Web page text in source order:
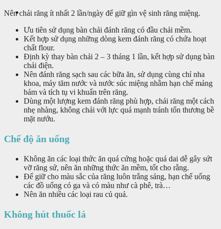
Nên chải răng ít nhất 2 lần/ngày để giữ gìn vệ sinh răng miệng.
Ưu tiên sử dụng bàn chải đánh răng có đầu chải mềm.
Kết hợp sử dụng những dòng kem đánh răng có chứa hoạt
chất flour.
Định kỳ thay bàn chải 2 – 3 tháng 1 lần, kết hợp sử dụng bàn
chải điện.
Nên đánh răng sạch sau các bữa ăn, sử dụng cùng chỉ nha
khoa, máy tăm nước và nước súc miệng nhằm hạn chế mảng
bám và tích tụ vi khuẩn trên răng.
Dùng một lượng kem đánh răng phù hợp, chải răng một cách
nhẹ nhàng, không chải với lực quá mạnh tránh tổn thương bề
mặt nướu.
Chế độ ăn uống
Không ăn các loại thức ăn quá cứng hoặc quá dai dễ gây sứt
vỡ răng sứ, nên ăn những thức ăn mềm, tốt cho rằng.
Để giữ cho màu sắc của răng luôn trắng sáng, hạn chế uống
các đồ uống có ga và có màu như cà phê, trà…
Nên ăn nhiều các loại rau củ quả.
Không hút thuốc lá